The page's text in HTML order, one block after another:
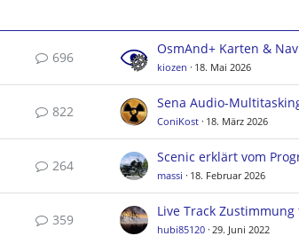
696
OsmAnd+ Karten &
kiozen 18. Mai 2026
822
ConiKost 18. März 2026
264
Scenic erklärt vom
massi 18. Februar 2026
359
hubi85120 29. Juni 2022